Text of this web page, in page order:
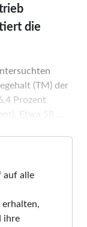
die
(TM) der
Prozent
Etwa 58 ...
auf alle
erhalten,
ihre